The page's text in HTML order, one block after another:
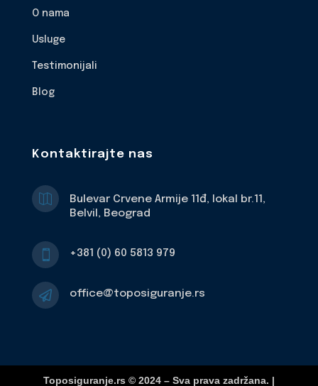
O nama
Usluge
Testimonijali
Blog
Kontaktirajte nas
Bulevar Crvene Armije 11đ, lokal br.11,
Belvil, Beograd
+381 (0) 60 5813 979
 office@toposiguranje.rs
Toposiguranje.rs © 2024 – Sva prava zadržana. |